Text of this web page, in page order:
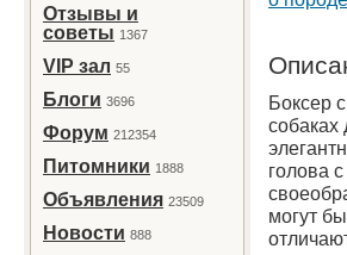
Отзывы и
советы 1367
VIP зал 55
Блоги 3696
Форум 212354
Питомники 1888
Объявления 23509
Новости 888
Боксер
собаках
голова
могут